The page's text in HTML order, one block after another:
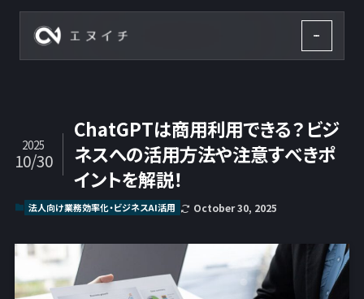
ChatGPTは商用利用できる？ビジ
ネスへの活用方法や注意すべきポ
イントを解説！
2025
10/30
法人向け業務効率化・ビジネスAI活用 October 30, 2025